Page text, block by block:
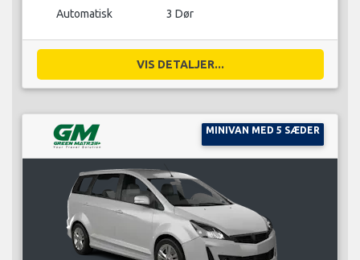
Automatisk 3 Dør
VIS DETALJER...
MINIVAN MED 5 SÆDER